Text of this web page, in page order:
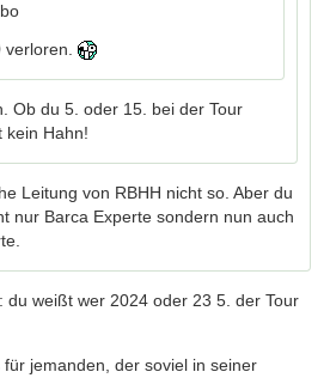
verloren.
Ob du 5. oder 15. bei der Tour
kein Hahn!
Leitung von RBHH nicht so. Aber du
nur Barca Experte sondern nun auch
du weißt wer 2024 oder 23 5. der Tour
jemanden, der soviel in seiner